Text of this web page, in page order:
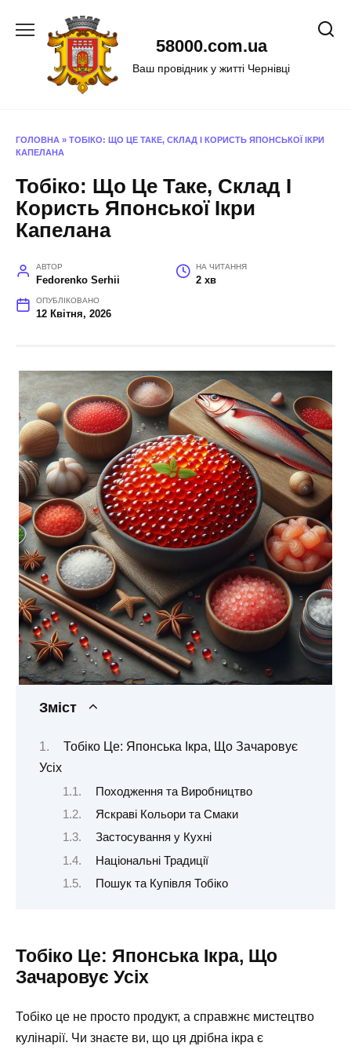
58000.com.ua
Ваш провідник у житті Чернівці
ГОЛОВНА » ТОБІКО: ЩО ЦЕ ТАКЕ, СКЛАД І КОРИСТЬ ЯПОНСЬКОЇ ІКРИ
КАПЕЛАНА
Тобіко: Що Це Таке, Склад І
Користь Японської Ікри
Капелана
АВТОР
Fedorenko Serhii
НА ЧИТАННЯ
2 хв
ОПУБЛІКОВАНО
12 Квітня, 2026
Зміст
Тобіко Це: Японська Ікра, Що Зачаровує
Усіх
Походження та Виробництво
Яскраві Кольори та Смаки
Застосування у Кухні
Національні Традиції
Пошук та Купівля Тобіко
Тобіко Це: Японська Ікра, Що
Зачаровує Усіх
Тобіко це не просто продукт, а справжнє мистецтво
кулінарії. Чи знаєте ви, що ця дрібна ікра є